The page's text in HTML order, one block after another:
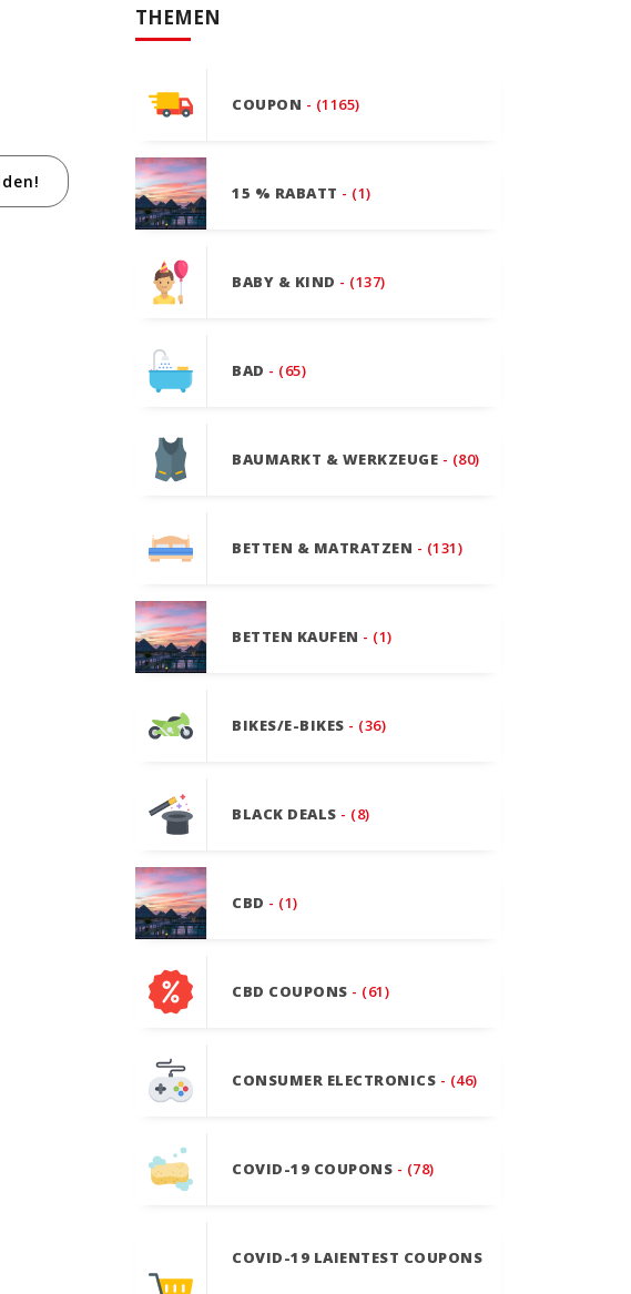
THEMEN
COUPON - (1165)
15 % RABATT - (1)
BABY & KIND - (137)
BAD - (65)
BAUMARKT & WERKZEUGE - (80)
BETTEN & MATRATZEN - (131)
BETTEN KAUFEN - (1)
BIKES/E-BIKES - (36)
BLACK DEALS - (8)
CBD - (1)
CBD COUPONS - (61)
CONSUMER ELECTRONICS - (46)
COVID-19 COUPONS - (78)
COVID-19 LAIENTEST COUPONS